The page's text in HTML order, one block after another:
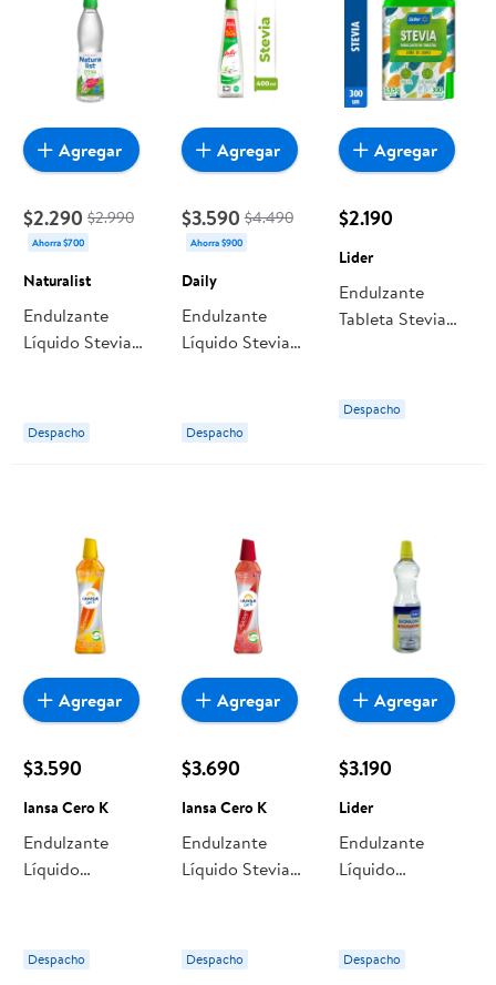
$2.290 $2.990
Ahorra $700
Naturalist
Endulzante
Líquido Stevia
Despacho
Agregar
$3.590 $4.490
Ahorra $900
Daily
Endulzante
Líquido Stevia
Despacho
Agregar
$2.190
Lider
Endulzante
Tableta Stevia
Despacho
Agregar
$3.590
Iansa Cero K
Endulzante
Líquido
Cero K
Despacho
Agregar
$3.690
Iansa Cero K
Endulzante
Líquido Stevia
Despacho
Agregar
$3.190
Lider
Endulzante
Líquido
Despacho
Agregar